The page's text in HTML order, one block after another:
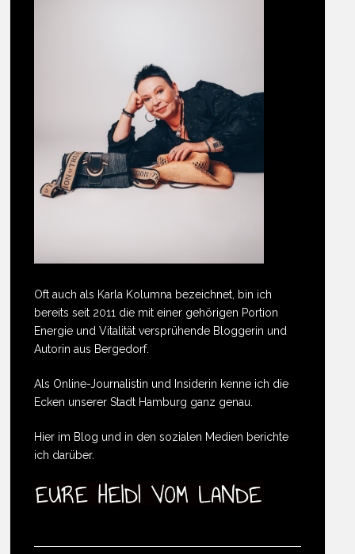
Oft auch als Karla Kolumna bezeichnet, bin ich
bereits seit 2011 die mit einer gehörigen Portion
Energie und Vitalität versprühende Bloggerin und
Autorin aus Bergedorf.
Als Online-Journalistin und Insiderin kenne ich die
Ecken unserer Stadt Hamburg ganz genau.
Hier im Blog und in den sozialen Medien berichte
ich darüber.